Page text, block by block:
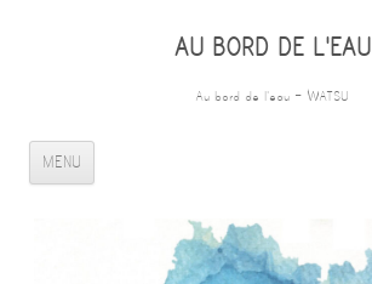
AU BORD DE L'EAU
Au bord de l'eau – WATSU
MENU